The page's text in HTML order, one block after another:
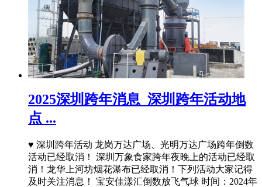
2025深圳跨年消息_深圳跨年活动地
点 ...
♥ 深圳跨年活动 龙岗万达广场、光明万达广场跨年倒数
活动已经取消！ 深圳万象食家跨年夜晚上的活动已经取
消！龙华上河坊烟花瀑布已经取消！下列活动大家记得
及时关注消息！ 宝安佳漾汇倒数放飞气球 时间：2024年